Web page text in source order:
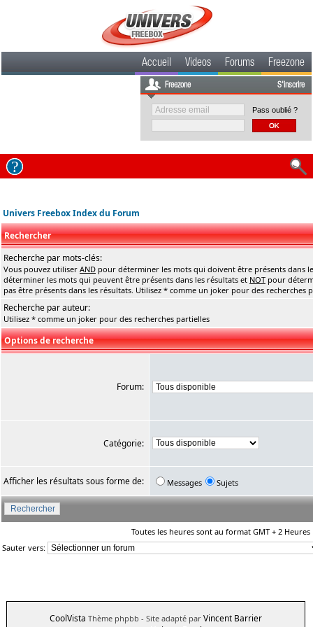
Accueil Videos Forums Freezone
Freezone S'inscrire
Pass oublié ?
Univers Freebox Index du Forum
Rechercher
Recherche par mots-clés:
Vous pouvez utiliser AND pour déterminer les mots qui doivent être présents dans
déterminer les mots qui peuvent être présents dans les résultats et NOT pour
pas être présents dans les résultats. Utilisez * comme un joker pour des recherches
Recherche par auteur:
Utilisez * comme un joker pour des recherches partielles
Options de recherche
Forum:
Catégorie:
Afficher les résultats sous forme de: Messages Sujets
Toutes les heures sont au format GMT + 2 Heures
Sauter vers:
CoolVista Thème phpbb - Site adapté par Vincent Barrier